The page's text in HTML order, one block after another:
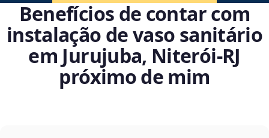
Benefícios de contar com
instalação de vaso sanitário
em Jurujuba, Niterói‑RJ
próximo de mim